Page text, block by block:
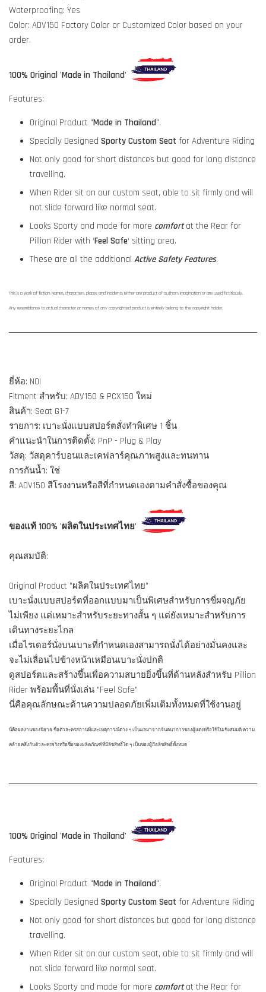
Waterproofing: Yes
Color: ADV150 Factory Color or Customized Color based on your
order.
100% Original 'Made in Thailand'
Features:
Original Product "Made in Thailand".
Specially Designed Sporty Custom Seat for Adventure Riding
Not only good for short distances but good for long distance
travelling.
When Rider sit on our custom seat, able to sit firmly and will
not slide forward like normal seat.
Looks Sporty and made for more comfort at the Rear for
Pillion Rider with ‘Feel Safe‘ sitting area.
These are all the additional Active Safety Features.
This is a work of fiction. Names, characters, places and incidents either are product of author's imagination or are used fictitiously.
Any resemblance to actual character or names of any copyrighted product is entirely belong to the copyright holder.
ยี่ห้อ: NOI
Fitment สำหรับ: ADV150 & PCX150 ใหม่
สินค้า: Seat G1-7
รายการ: เบาะนั่งแบบสปอร์ตสั่งทำพิเศษ 1 ชิ้น
คำแนะนำในการติดตั้ง: PnP - Plug & Play
วัสดุ: วัสดุคาร์บอนและเคฟลาร์คุณภาพสูงและทนทาน
การกันน้ำ: ใช่
สี: ADV150 สีโรงงานหรือสีที่กำหนดเองตามคำสั่งซื้อของคุณ
ของแท้ 100% 'ผลิตในประเทศไทย'
คุณสมบัติ:
Original Product "ผลิตในประเทศไทย"
เบาะนั่งแบบสปอร์ตที่ออกแบบมาเป็นพิเศษสำหรับการขี่ผจญภัย
ไม่เพียง แต่เหมาะสำหรับระยะทางสั้น ๆ แต่ยังเหมาะสำหรับการ
เดินทางระยะไกล
เมื่อไรเดอร์นั่งบนเบาะที่กำหนดเองสามารถนั่งได้อย่างมั่นคงและ
จะไม่เลื่อนไปข้างหน้าเหมือนเบาะนั่งปกติ
ดูสปอร์ตและสร้างขึ้นเพื่อความสบายยิ่งขึ้นที่ด้านหลังสำหรับ Pillion
Rider พร้อมพื้นที่นั่งเล่น "Feel Safe"
นี่คือคุณลักษณะด้านความปลอดภัยเพิ่มเติมทั้งหมดที่ใช้งานอยู่
นี่คือผลงานของนิยาย ชื่อตัวละครสถานที่และเหตุการณ์ต่าง ๆ เป็นผลมาจากจินตนาการของผู้แต่งหรือใช้ในเชิงสมมติ ความ
คล้ายคลึงกับตัวละครจริงหรือชื่อของผลิตภัณฑ์ที่มีลิขสิทธิ์ใด ๆ เป็นของผู้ถือลิขสิทธิ์ทั้งหมด
100% Original 'Made in Thailand'
Features:
Original Product "Made in Thailand".
Specially Designed Sporty Custom Seat for Adventure Riding
Not only good for short distances but good for long distance
travelling.
When Rider sit on our custom seat, able to sit firmly and will
not slide forward like normal seat.
Looks Sporty and made for more comfort at the Rear for